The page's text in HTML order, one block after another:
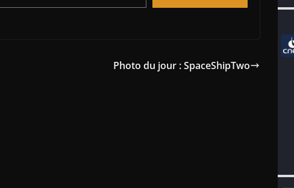
Photo du jour : SpaceShipTwo